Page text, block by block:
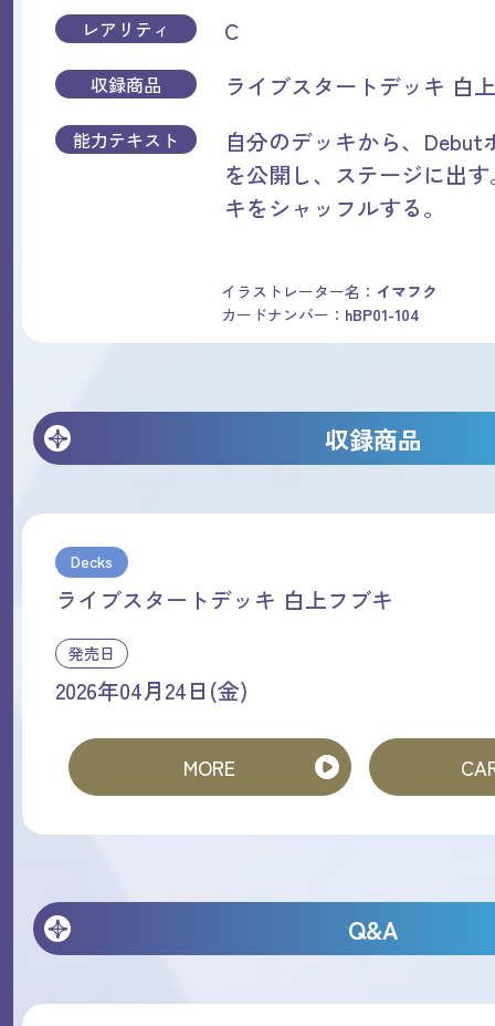
レアリティ C
収録商品 ライブスタートデッキ 白
能力テキスト
自分のデッキから、Debut
を公開し、ステージに出
キをシャッフルする。
イラストレーター名： イマフク
カードナンバー： hBP01-104
収録商品
Decks
ライブスタートデッキ 白上フブキ
発売日
2026年04月24日(金)
MORE
Q&A